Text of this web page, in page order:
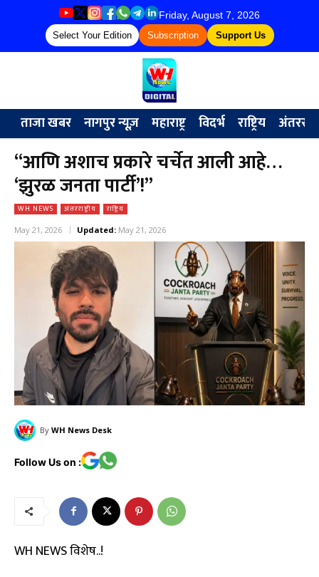
Friday, August 7, 2026
Select Your Edition Subscription Support Us
ताजा खबर नागपुर न्यूज़ महाराष्ट्र विदर्भ राष्ट्रिय
“आणि अशाच प्रकारे चर्चेत आली आहे…
‘झुरळ जनता पार्टी’!”
WH NEWS अंतरराष्ट्रीय राष्ट्रिय
May 21, 2026 Updated: May 21, 2026
By WH News Desk
Follow Us on :
WH NEWS विशेष..!